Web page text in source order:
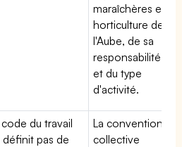
maraîchères et
horticulture de
l'Aube, de sa
responsabilité
et du type
d'activité.
du travail
définit pas de
La convention
collective